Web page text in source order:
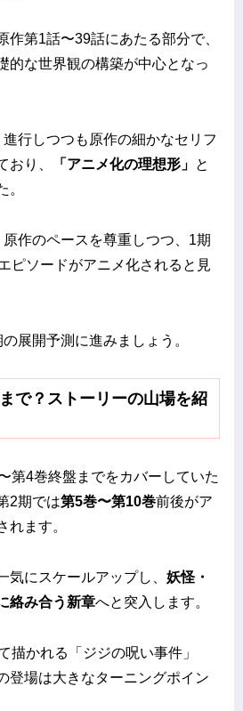
作第1話〜39話にあたる部分で、
的な世界観の構築が中心となっ
行しつつも原作の細かなセリフ
おり、
「アニメ化の理想形」 と
。
作のペースを尊重しつつ、1期
ピソードがアニメ化されると見
展開予測に進みましょう。
で？ストーリーの山場を紹
第4巻終盤までをカバーしていた
2期では第5巻〜第10巻前後がア
れます。
気にスケールアップし、 妖怪・
絡み合う新章へと突入します。
描かれる「ジジの呪い事件」
登場は大きなターニングポイン